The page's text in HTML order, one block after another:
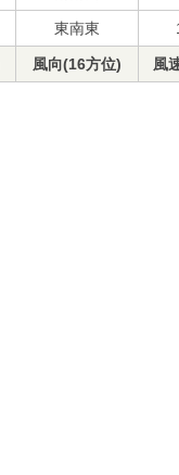
東南東
風向(16方位) 風